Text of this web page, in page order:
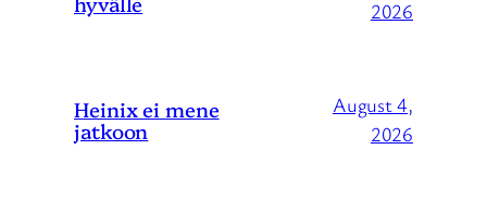
2026
Heinix ei mene
jatkoon
August 4,
2026